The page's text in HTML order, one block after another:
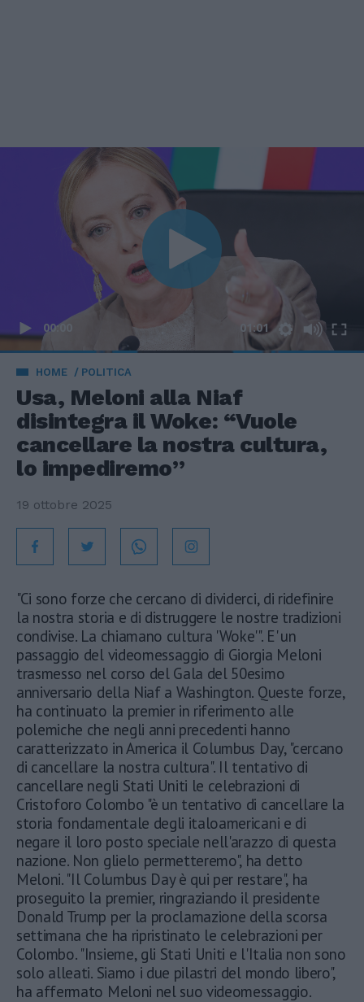
00:00 01:01
HOME POLITICA
Usa, Meloni alla Niaf
disintegra il Woke: “Vuole
cancellare la nostra cultura,
lo impediremo”
19 ottobre 2025
"Ci sono forze che cercano di dividerci, di ridefinire
la nostra storia e di distruggere le nostre tradizioni
condivise. La chiamano cultura 'Woke'". E' un
passaggio del videomessaggio di Giorgia Meloni
trasmesso nel corso del Gala del 50esimo
anniversario della Niaf a Washington. Queste forze,
ha continuato la premier in riferimento alle
polemiche che negli anni precedenti hanno
caratterizzato in America il Columbus Day, "cercano
di cancellare la nostra cultura". Il tentativo di
cancellare negli Stati Uniti le celebrazioni di
Cristoforo Colombo "è un tentativo di cancellare la
storia fondamentale degli italoamericani e di
negare il loro posto speciale nell'arazzo di questa
nazione. Non glielo permetteremo", ha detto
Meloni. "Il Columbus Day è qui per restare", ha
proseguito la premier, ringraziando il presidente
Donald Trump per la proclamazione della scorsa
settimana che ha ripristinato le celebrazioni per
Colombo. "Insieme, gli Stati Uniti e l'Italia non sono
solo alleati. Siamo i due pilastri del mondo libero",
ha affermato Meloni nel suo videomessaggio.